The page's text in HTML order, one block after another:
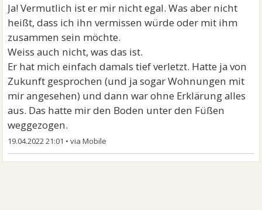
Ja! Vermutlich ist er mir nicht egal. Was aber nicht
heißt, dass ich ihn vermissen würde oder mit ihm
zusammen sein möchte.
Weiss auch nicht, was das ist.
Er hat mich einfach damals tief verletzt. Hatte ja von
Zukunft gesprochen (und ja sogar Wohnungen mit
mir angesehen) und dann war ohne Erklärung alles
aus. Das hatte mir den Boden unter den Füßen
weggezogen.
19.04.2022 21:01 •